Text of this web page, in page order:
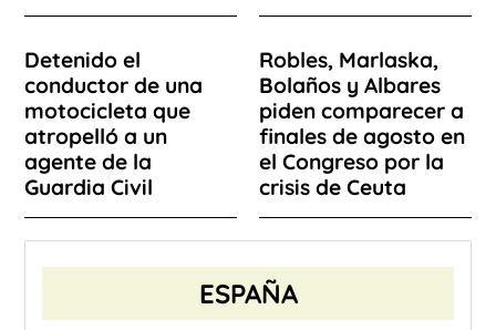
Detenido el
conductor de una
motocicleta que
atropelló a un
agente de la
Guardia Civil
Robles, Marlaska,
Bolaños y Albares
piden comparecer a
finales de agosto en
el Congreso por la
crisis de Ceuta
ESPAÑA